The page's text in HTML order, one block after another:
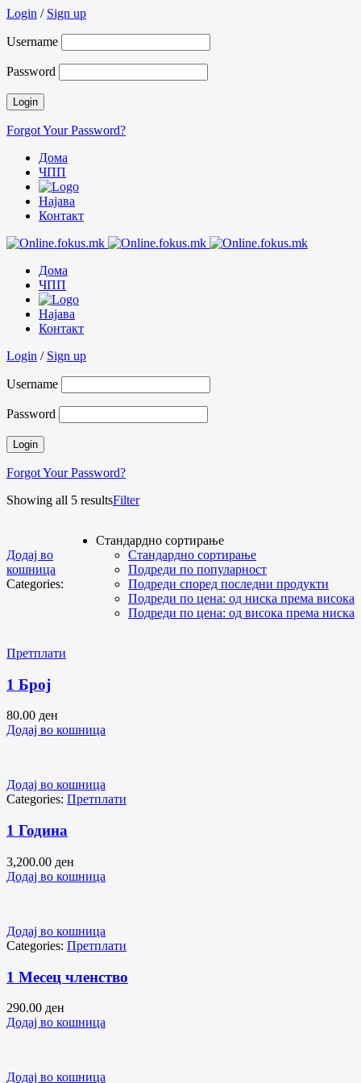
Login / Sign up
Username
Password
Forgot Your Password?
Дома
ЧПП
Најава
Контакт
Дома
ЧПП
Најава
Контакт
Login / Sign up
Username
Password
Forgot Your Password?
Showing all 5 resultsFilter
Стандардно сортирање
Стандардно сортирање
Подреди по популарност
Подреди според последни продукти
Подреди по цена: од ниска према висока
Подреди по цена: од висока према ниска
Додај во
кошница
Categories:
Претплати
1 Број
80.00 ден
Додај во кошница
Додај во кошница
Categories: Претплати
1 Година
3,200.00 ден
Додај во кошница
Додај во кошница
Categories: Претплати
1 Месец членство
290.00 ден
Додај во кошница
Додај во кошница